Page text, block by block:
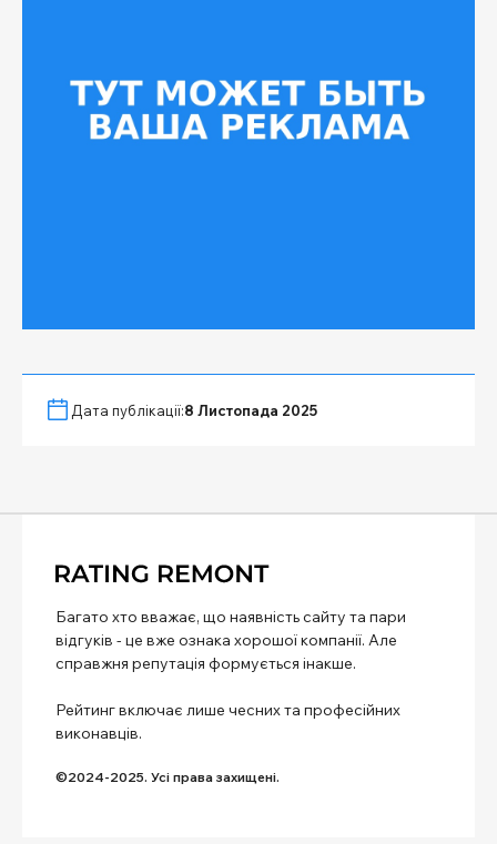
Дата публікації:8 Листопада 2025
Багато хто вважає, що наявність сайту та пари
відгуків - це вже ознака хорошої компанії. Але
справжня репутація формується інакше.
Рейтинг включає лише чесних та професійних
виконавців.
©2024-2025. Усі права захищені.